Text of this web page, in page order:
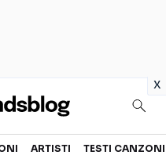
x
ARTISTI TESTI CANZONI